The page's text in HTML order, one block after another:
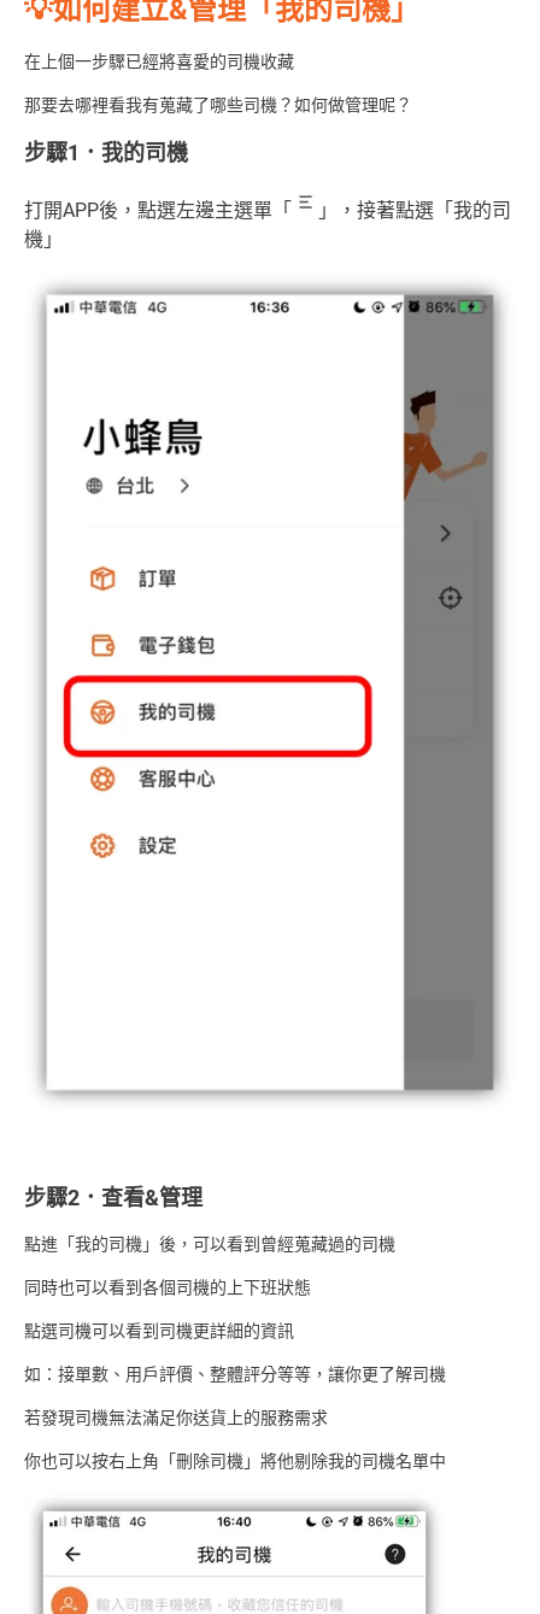
💡如何建立&管理「我的司機」
在上個一步驟已經將喜愛的司機收藏
那要去哪裡看我有蒐藏了哪些司機？如何做管理呢？
步驟1．我的司機
打開APP後，點選左邊主選單「
」，接著點選「我的司
機」
步驟2．查看&管理
點進「我的司機」後，可以看到曾經蒐藏過的司機
同時也可以看到各個司機的上下班狀態
點選司機可以看到司機更詳細的資訊
如：接單數、用戶評價、整體評分等等，讓你更了解司機
若發現司機無法滿足你送貨上的服務需求
你也可以按右上角「刪除司機」將他剔除我的司機名單中